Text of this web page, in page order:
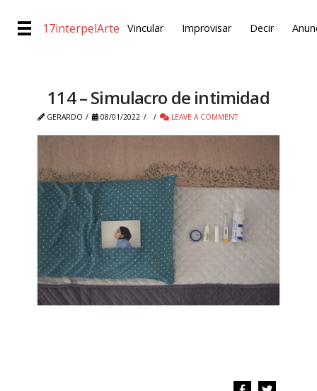
17interpelArte Vincular Improvisar Decir
114 – Simulacro de intimidad
GERARDO 08/01/2022 LEAVE A COMMENT